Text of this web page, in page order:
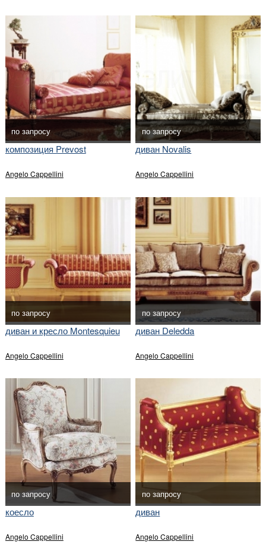
по запросу
композиция Prevost
Angelo Cappellini
по запросу
диван Novalis
Angelo Cappellini
по запросу
диван и кресло Montesquieu
Angelo Cappellini
по запросу
диван Deledda
Angelo Cappellini
по запросу
коесло
Angelo Cappellini
по запросу
диван
Angelo Cappellini